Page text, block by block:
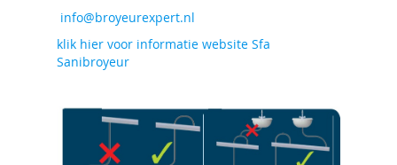
info@broyeurexpert.nl
klik hier voor informatie website Sfa
Sanibroyeur